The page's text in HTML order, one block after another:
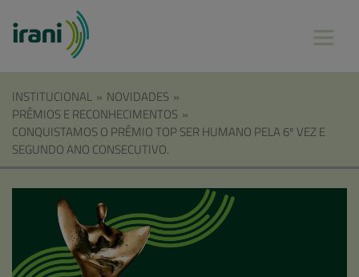
INSTITUCIONAL » NOVIDADES »
PRÊMIOS E RECONHECIMENTOS »
CONQUISTAMOS O PRÊMIO TOP SER HUMANO PELA 6º VEZ E
SEGUNDO ANO CONSECUTIVO.